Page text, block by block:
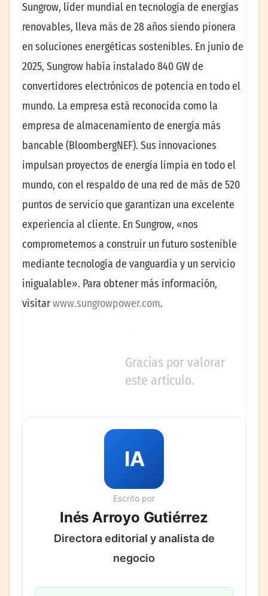
Sungrow, líder mundial en tecnología de energías
renovables, lleva más de 28 años siendo pionera
en soluciones energéticas sostenibles. En junio de
2025, Sungrow había instalado 840 GW de
convertidores electrónicos de potencia en todo el
mundo. La empresa está reconocida como la
empresa de almacenamiento de energía más
bancable (BloombergNEF). Sus innovaciones
impulsan proyectos de energía limpia en todo el
mundo, con el respaldo de una red de más de 520
puntos de servicio que garantizan una excelente
experiencia al cliente. En Sungrow, «nos
comprometemos a construir un futuro sostenible
mediante tecnología de vanguardia y un servicio
inigualable». Para obtener más información,
visitarwww.sungrowpower.com.
Gracias por valorar
este artículo.
IA
Escrito por
Inés Arroyo Gutiérrez
Directora editorial y analista de
negocio